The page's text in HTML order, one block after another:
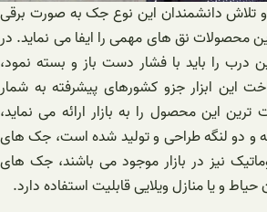
تلاش دانشمندان این نوع جک به صورت برقی
محصولات نق های مهمی را ایفا می نماید. در
درب را باید با فشار دست باز و بسته نمود،
این ابزار جزو کشورهای پیشرفته به شمار
ترین این محصول را به بازار ارائه می نماید،
دو لنگه طراحی و تولید شده است، جک های
نیز در بازار موجود می باشند، جک های
و یا منازل ویلایی قابلیت استفاده دارد.